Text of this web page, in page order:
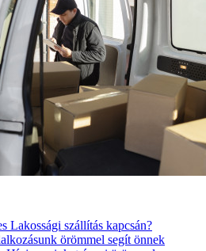
Lakossági szállítás kapcsán?
örömmel segít önnek